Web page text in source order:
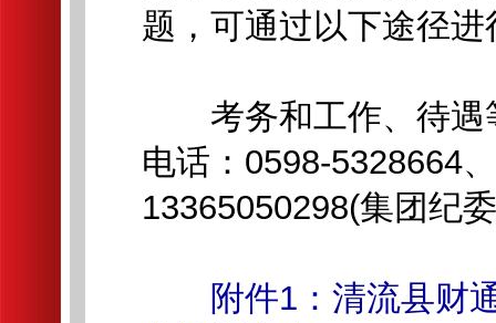
题，可通过以下途径进
考务和工作、待遇
电话：0598-5328664
13365050298(集团纪
附件1：清流县财